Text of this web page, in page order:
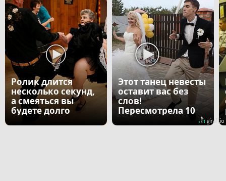
Ролик длится
несколько секунд,
а смеяться вы
будете долго
Этот танец невесты
оставит вас без
слов!
Пересмотрела 10